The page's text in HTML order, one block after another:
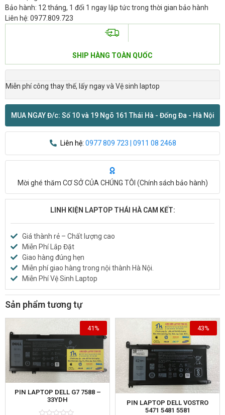
Bảo hành: 12 tháng, 1 đổi 1 ngay lập tức trong thời gian bảo hành
Liên hệ: 0977.809.723
SHIP HÀNG TOÀN QUỐC
Miễn phí công thay thế, lấy ngay và Vệ sinh laptop
MUA NGAY Đ/c: Số 10 và 19 Ngõ 161 Thái Hà - Đống Đa - Hà Nội
Liên hệ: 0977 809 723 | 0911 08 2468
Mời ghé thăm CƠ SỞ CỦA CHÚNG TÔI (Chính sách bảo hành)
LINH KIỆN LAPTOP THÁI HÀ CAM KẾT:
Giá thành rẻ – Chất lượng cao
Miễn Phí Lắp Đặt
Giao hàng đúng hẹn
Miễn phí giao hàng trong nội thành Hà Nội.
Miễn Phí Vệ Sinh Laptop
Sản phẩm tương tự
PIN LAPTOP DELL G7 7588 –
33YDH
41%
PIN LAPTOP DELL VOSTRO
5471 5481 5581
43%